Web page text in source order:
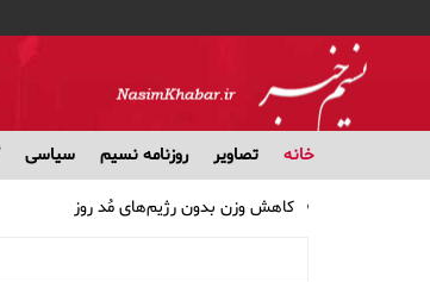
خانه تصاویر روزنامه نسیم سیاسی
کاهش وزن بدون رژیم‌های مُد روز